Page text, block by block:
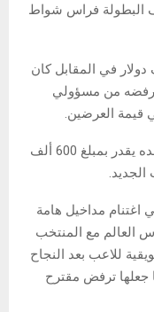
البطولة فراس شواط
ياس مبلغا في حدود 700 ألف دولار في المقابل كان
ما تم رفضه من مسؤولي
قيمة العرضين.
ويملك فراس شواط بندا تسريحيا في عقده يقدر بمبلغ 600 ألف
الجديد.
اغتنام مداخيل هامة
العالم مع المنتخب
للاعب بعد النجاح
جعلها ترفض مقترح